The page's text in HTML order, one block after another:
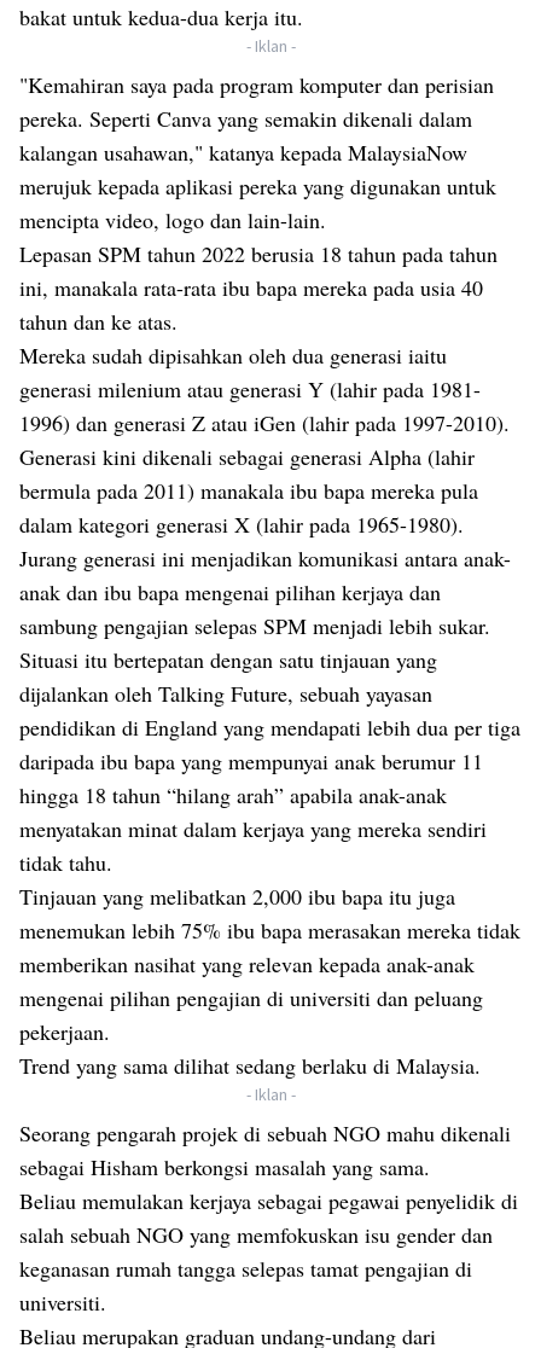
bakat untuk kedua-dua kerja itu.
- Iklan -
"Kemahiran saya pada program komputer dan perisian
pereka. Seperti Canva yang semakin dikenali dalam
kalangan usahawan," katanya kepada MalaysiaNow
merujuk kepada aplikasi pereka yang digunakan untuk
mencipta video, logo dan lain-lain.
Lepasan SPM tahun 2022 berusia 18 tahun pada tahun
ini, manakala rata-rata ibu bapa mereka pada usia 40
tahun dan ke atas.
Mereka sudah dipisahkan oleh dua generasi iaitu
generasi milenium atau generasi Y (lahir pada 1981-
1996) dan generasi Z atau iGen (lahir pada 1997-2010).
Generasi kini dikenali sebagai generasi Alpha (lahir
bermula pada 2011) manakala ibu bapa mereka pula
dalam kategori generasi X (lahir pada 1965-1980).
Jurang generasi ini menjadikan komunikasi antara anak-
anak dan ibu bapa mengenai pilihan kerjaya dan
sambung pengajian selepas SPM menjadi lebih sukar.
Situasi itu bertepatan dengan satu tinjauan yang
dijalankan oleh Talking Future, sebuah yayasan
pendidikan di England yang mendapati lebih dua per tiga
daripada ibu bapa yang mempunyai anak berumur 11
hingga 18 tahun “hilang arah” apabila anak-anak
menyatakan minat dalam kerjaya yang mereka sendiri
tidak tahu.
Tinjauan yang melibatkan 2,000 ibu bapa itu juga
menemukan lebih 75% ibu bapa merasakan mereka tidak
memberikan nasihat yang relevan kepada anak-anak
mengenai pilihan pengajian di universiti dan peluang
pekerjaan.
Trend yang sama dilihat sedang berlaku di Malaysia.
- Iklan -
Seorang pengarah projek di sebuah NGO mahu dikenali
sebagai Hisham berkongsi masalah yang sama.
Beliau memulakan kerjaya sebagai pegawai penyelidik di
salah sebuah NGO yang memfokuskan isu gender dan
keganasan rumah tangga selepas tamat pengajian di
universiti.
Beliau merupakan graduan undang-undang dari